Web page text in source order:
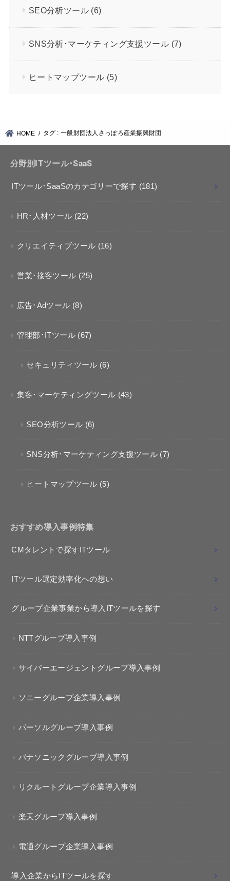
SEO分析ツール (6)
SNS分析･マーケティング支援ツール (7)
ヒートマップツール (5)
HOME タグ : 一般財団法人さっぽろ産業振興財団
分野別ITツール･SaaS
ITツール･SaaSのカテゴリーで探す (181)
HR･人材ツール (22)
クリエイティブツール (16)
営業･接客ツール (25)
広告･Adツール (8)
管理部･ITツール (67)
セキュリティツール (6)
集客･マーケティングツール (43)
SEO分析ツール (6)
SNS分析･マーケティング支援ツール (7)
ヒートマップツール (5)
おすすめ導入事例特集
CMタレントで探すITツール
ITツール選定効率化への想い
グループ企業事業から導入ITツールを探す
NTTグループ導入事例
サイバーエージェントグループ導入事例
ソニーグループ企業導入事例
パーソルグループ導入事例
パナソニックグループ導入事例
リクルートグループ企業導入事例
楽天グループ導入事例
電通グループ企業導入事例
導入企業からITツールを探す